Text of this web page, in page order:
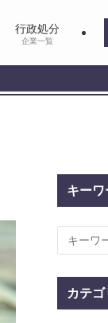
行政処分
企業一覧
キー
カテ